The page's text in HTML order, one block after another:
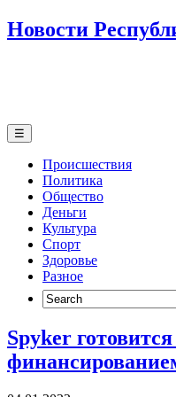
Новости
☰
Происшествия
Политика
Общество
Деньги
Культура
Спорт
Здоровье
Разное
Search
for:
Spyker